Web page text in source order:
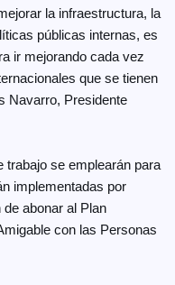
la infraestructura, la
públicas internas, es
ir mejorando cada vez
que se tienen
Navarro, Presidente
se emplearán para
implementadas por
abonar al Plan
con las Personas